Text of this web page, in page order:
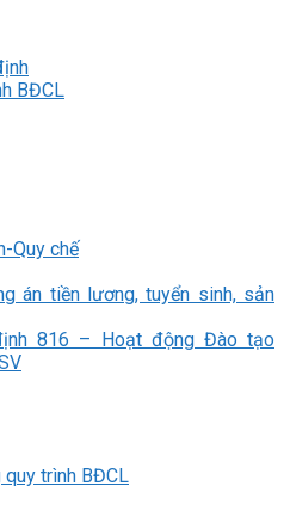
BĐCL
Quy chế
án tiền lương, tuyển sinh, sản
816 – Hoạt động Đào tạo
trình BĐCL